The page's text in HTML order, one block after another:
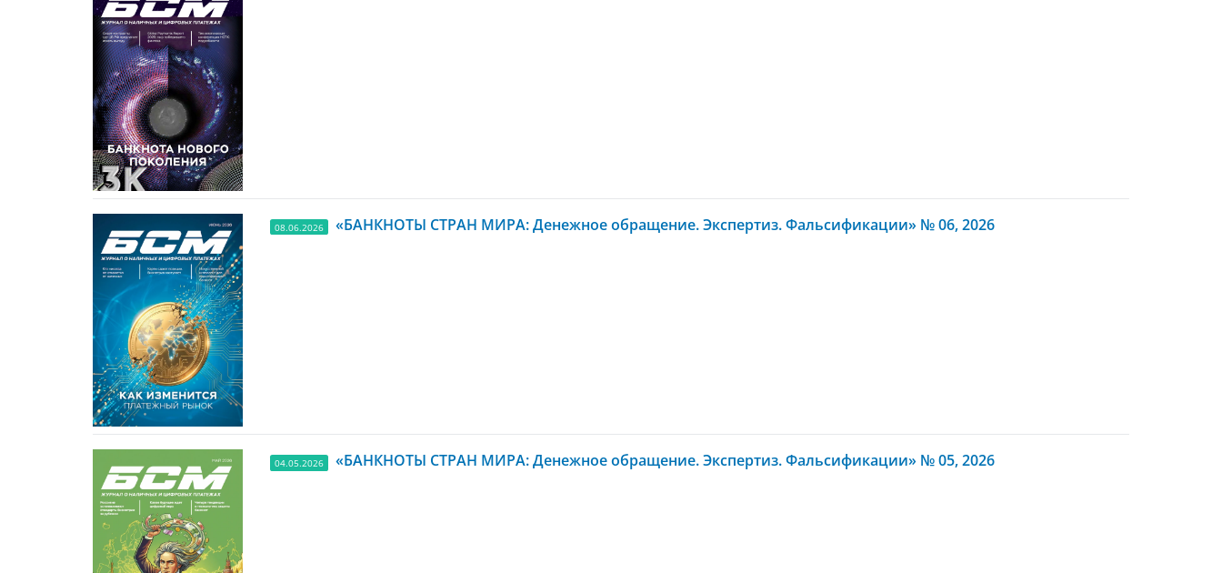
08.06.2026 «БАНКНОТЫ СТРАН МИРА: Денежное обращение. Экспертиз. Фальсификации» № 06, 2026
04.05.2026 «БАНКНОТЫ СТРАН МИРА: Денежное обращение. Экспертиз. Фальсификации» № 05, 2026